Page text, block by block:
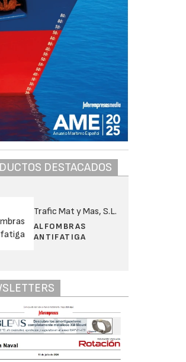
DESTACADOS
Trafic Mat y Mas, S.L.
ALFOMBRAS
ANTIFATIGA